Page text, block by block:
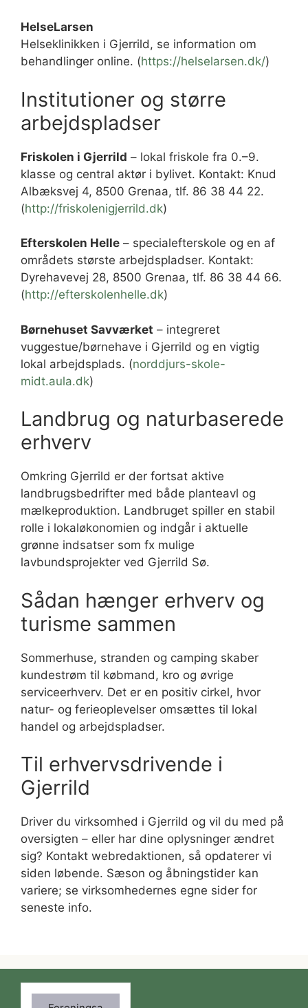
HelseLarsen
Helseklinikken i Gjerrild, se information om
behandlinger online. (https://helselarsen.dk/)
Institutioner og større
arbejdspladser
Friskolen i Gjerrild – lokal friskole fra 0.–9.
klasse og central aktør i bylivet. Kontakt: Knud
Albæksvej 4, 8500 Grenaa, tlf. 86 38 44 22.
(http://friskolenigjerrild.dk)
Efterskolen Helle – specialefterskole og en af
områdets største arbejdspladser. Kontakt:
Dyrehavevej 28, 8500 Grenaa, tlf. 86 38 44 66.
(http://efterskolenhelle.dk)
Børnehuset Savværket – integreret
vuggestue/børnehave i Gjerrild og en vigtig
lokal arbejdsplads. (norddjurs-skole-
midt.aula.dk)
Landbrug og naturbaserede
erhverv
Omkring Gjerrild er der fortsat aktive
landbrugsbedrifter med både planteavl og
mælkeproduktion. Landbruget spiller en stabil
rolle i lokaløkonomien og indgår i aktuelle
grønne indsatser som fx mulige
lavbundsprojekter ved Gjerrild Sø.
Sådan hænger erhverv og
turisme sammen
Sommerhuse, stranden og camping skaber
kundestrøm til købmand, kro og øvrige
serviceerhverv. Det er en positiv cirkel, hvor
natur- og ferieoplevelser omsættes til lokal
handel og arbejdspladser.
Til erhvervsdrivende i
Gjerrild
Driver du virksomhed i Gjerrild og vil du med på
oversigten – eller har dine oplysninger ændret
sig? Kontakt webredaktionen, så opdaterer vi
siden løbende. Sæson og åbningstider kan
variere; se virksomhedernes egne sider for
seneste info.